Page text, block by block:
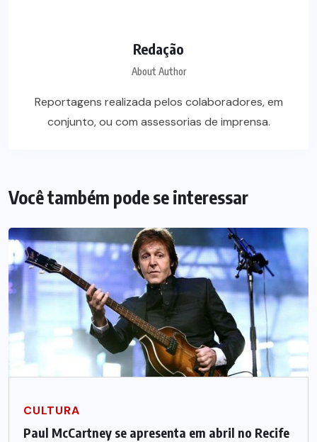
Redação
About Author
Reportagens realizada pelos colaboradores, em
conjunto, ou com assessorias de imprensa.
Você também pode se interessar
CULTURA
Paul McCartney se apresenta em abril no Recife